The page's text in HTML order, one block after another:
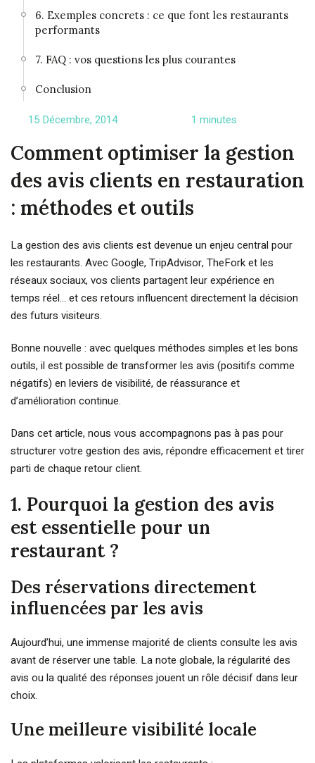
6. Exemples concrets : ce que font les restaurants
performants
7. FAQ : vos questions les plus courantes
Conclusion
15 Décembre, 2014 1 minutes
Comment optimiser la gestion
des avis clients en restauration
: méthodes et outils
La gestion des avis clients est devenue un enjeu central pour
les restaurants. Avec Google, TripAdvisor, TheFork et les
réseaux sociaux, vos clients partagent leur expérience en
temps réel… et ces retours influencent directement la décision
des futurs visiteurs.
Bonne nouvelle : avec quelques méthodes simples et les bons
outils, il est possible de transformer les avis (positifs comme
négatifs) en leviers de visibilité, de réassurance et
d’amélioration continue.
Dans cet article, nous vous accompagnons pas à pas pour
structurer votre gestion des avis, répondre efficacement et tirer
parti de chaque retour client.
1. Pourquoi la gestion des avis
est essentielle pour un
restaurant ?
Des réservations directement
influencées par les avis
Aujourd’hui, une immense majorité de clients consulte les avis
avant de réserver une table. La note globale, la régularité des
avis ou la qualité des réponses jouent un rôle décisif dans leur
choix.
Une meilleure visibilité locale